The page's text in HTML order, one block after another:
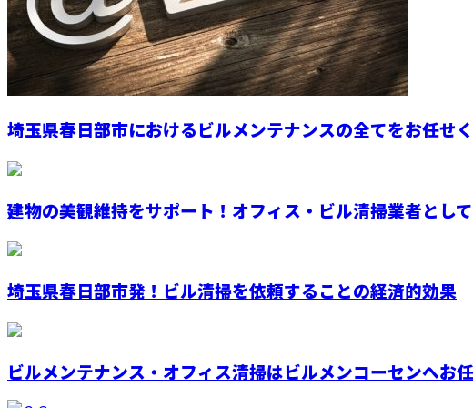
埼玉県春日部市におけるビルメンテナンスの全てをお任せ
建物の美観維持をサポート！オフィス・ビル清掃業者とし
埼玉県春日部市発！ビル清掃を依頼することの経済的効果
ビルメンテナンス・オフィス清掃はビルメンコーセンへお